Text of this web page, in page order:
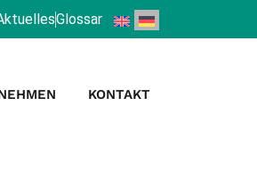
Glossar
KONTAKT